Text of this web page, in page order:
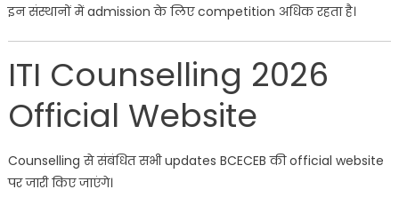
इन संस्थानों में admission के लिए competition अधिक रहता है।
ITI Counselling 2026
Official Website
Counselling से संबंधित सभी updates BCECEB की official website
पर जारी किए जाएंगे।